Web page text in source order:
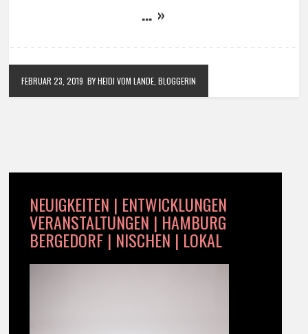
… »
FEBRUAR 23, 2019 BY HEIDI VOM LANDE, BLOGGERIN
NEUIGKEITEN | ENTWICKLUNGEN
VERANSTALTUNGEN | HAMBURG
BERGEDORF | NISCHEN | LOKAL